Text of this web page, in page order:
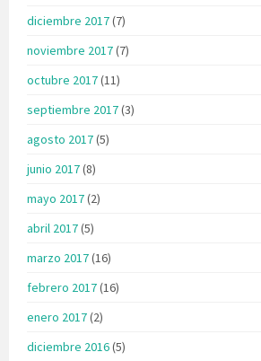
diciembre 2017(7)
noviembre 2017(7)
octubre 2017(11)
septiembre 2017(3)
agosto 2017(5)
junio 2017(8)
mayo 2017(2)
abril 2017(5)
marzo 2017(16)
febrero 2017(16)
enero 2017(2)
diciembre 2016(5)